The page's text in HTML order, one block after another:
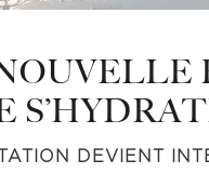
DEVIENT